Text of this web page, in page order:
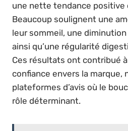
une nette tendance positive
Beaucoup soulignent une
leur sommeil, une
ainsi qu’une régularité
Ces résultats ont contribué
confiance envers la marque,
plateformes d’avis où le
rôle déterminant.